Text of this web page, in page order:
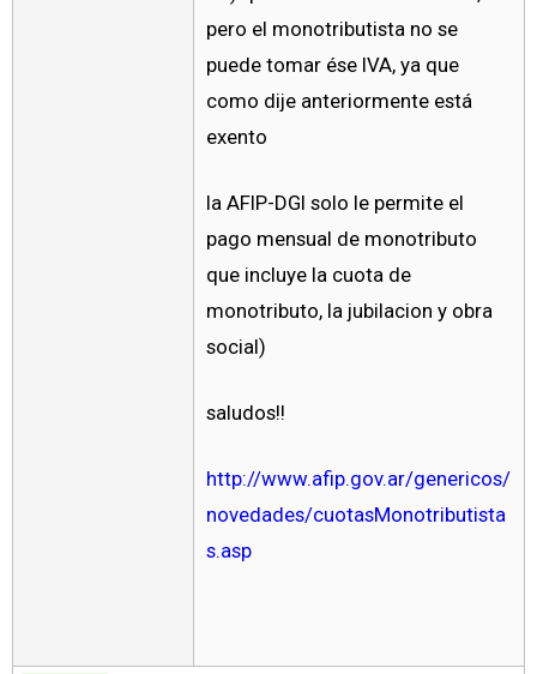
pero el monotributista no se
puede tomar ése IVA, ya que
como dije anteriormente está
exento
la AFIP-DGI solo le permite el
pago mensual de monotributo
que incluye la cuota de
monotributo, la jubilacion y obra
social)
saludos!!
http://www.afip.gov.ar/genericos/
novedades/cuotasMonotributista
s.asp